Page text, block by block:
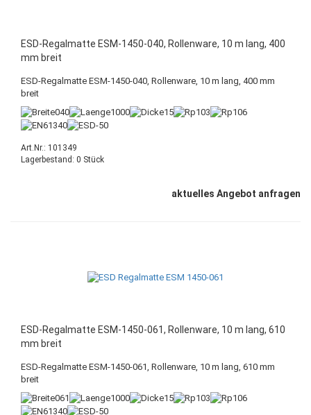
ESD-Regalmatte ESM-1450-040, Rollenware, 10 m lang, 400
mm breit
ESD-Regalmatte ESM-1450-040, Rollenware, 10 m lang, 400 mm
breit
Art.Nr.: 101349
Lagerbestand: 0 Stück
aktuelles Angebot anfragen
ESD-Regalmatte ESM-1450-061, Rollenware, 10 m lang, 610
mm breit
ESD-Regalmatte ESM-1450-061, Rollenware, 10 m lang, 610 mm
breit